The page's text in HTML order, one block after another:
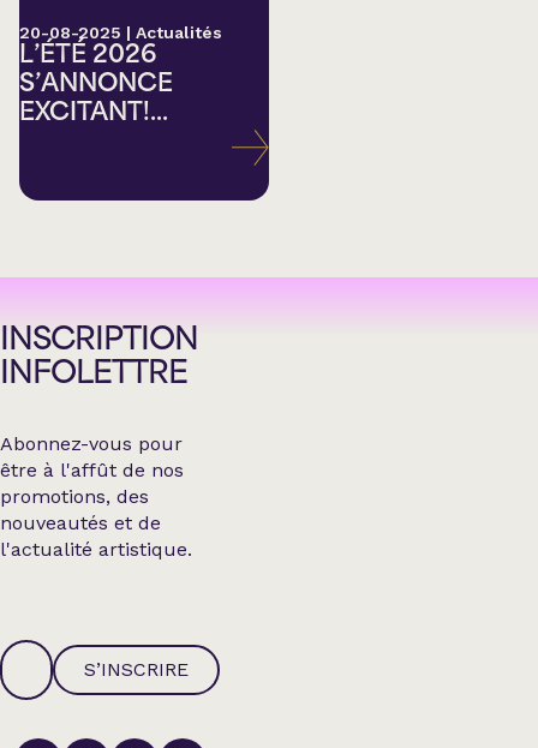
20-08-2025 | Actualités
L’ÉTÉ 2026
S’ANNONCE
EXCITANT!...
INSCRIPTION
INFOLETTRE
Abonnez-vous pour
être à l'affût de nos
promotions, des
nouveautés et de
l'actualité artistique.
S’INSCRIRE